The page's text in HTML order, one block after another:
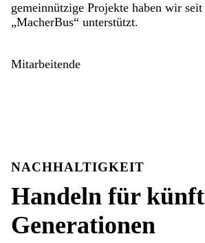
gemeinnützige Projekte haben wir
„MacherBus“ unterstützt.
Mitarbeitende
NACHHALTIGKEIT
Handeln für
Generationen